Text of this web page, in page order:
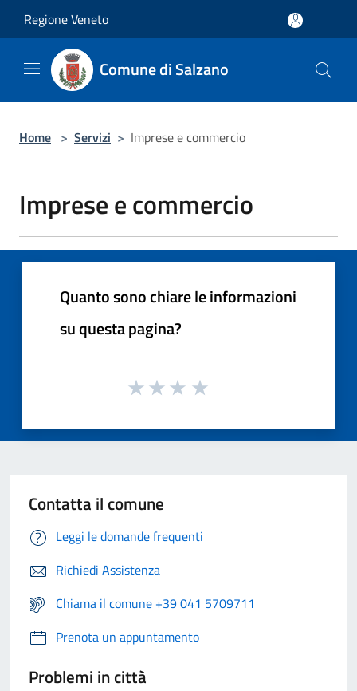
Regione Veneto
Comune di Salzano
Home > Servizi > Imprese e commercio
Imprese e commercio
Quanto sono chiare le informazioni
su questa pagina?
Contatta il comune
Leggi le domande frequenti
Richiedi Assistenza
Chiama il comune +39 041 5709711
Prenota un appuntamento
Problemi in città